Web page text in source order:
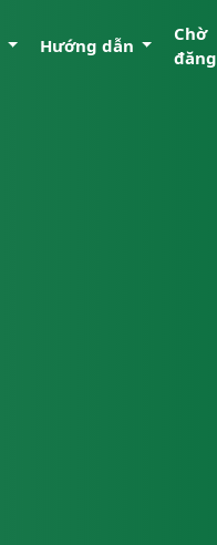
Hướng dẫn
Chờ
đăng